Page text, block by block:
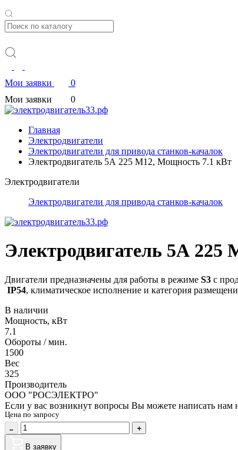
Мои заявки
0
Мои заявки
0
Главная
Электродвигатели
Электродвигатели для привода станков-качалок
Электродвигатель 5А 225 М12, Мощность 7.1 кВт
Электродвигатели
Электродвигатели для привода станков-качалок
Электродвигатель 5А
Двигатели предназначены для работы в режиме S3 с
IP54, климатическое исполнение и категория
В наличии
Мощность, кВт
7.1
Обороты / мин.
1500
Вес
325
Производитель
ООО "РОСЭЛЕКТРО"
Если у вас возникнут вопросы Вы можете написать нам
Цена по запросу
В заявку